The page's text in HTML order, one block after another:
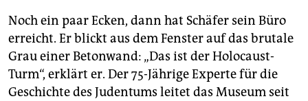
Noch ein paar Ecken, dann hat Schäfer sein Büro
erreicht. Er blickt aus dem Fenster auf das brutale
Grau einer Betonwand: „Das ist der Holocaust-
Turm“, erklärt er. Der 75-Jährige Experte für die
Geschichte des Judentums leitet das Museum seit